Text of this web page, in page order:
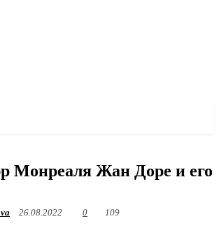
Монреаля Жан Доре и его
26.08.2022 0 109